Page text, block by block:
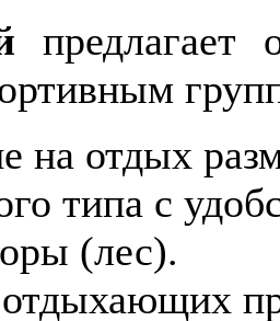
на отдых
типа с
(лес).